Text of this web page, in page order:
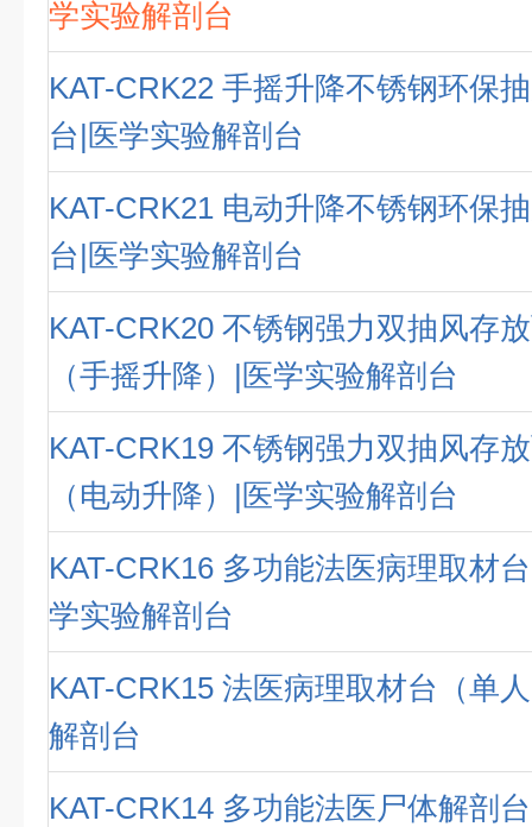
学实验解剖台
KAT-CRK22 手摇升降不锈钢环保
台|医学实验解剖台
KAT-CRK21 电动升降不锈钢环保
台|医学实验解剖台
KAT-CRK20 不锈钢强力双抽风存
（手摇升降）|医学实验解剖台
KAT-CRK19 不锈钢强力双抽风存
（电动升降）|医学实验解剖台
KAT-CRK16 多功能法医病理取材
学实验解剖台
KAT-CRK15 法医病理取材台（单
解剖台
KAT-CRK14 多功能法医尸体解剖